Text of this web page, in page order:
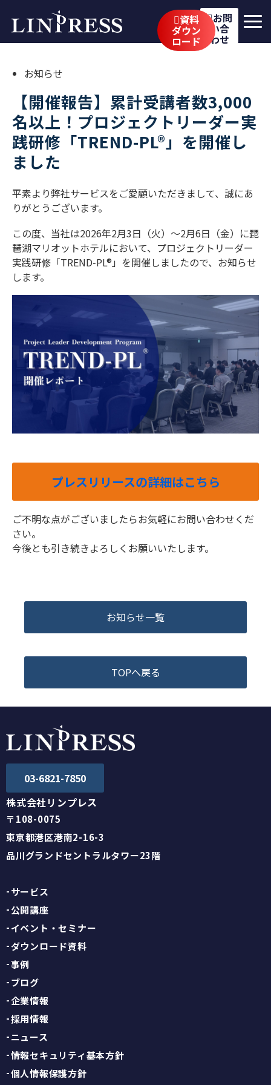
資料
ダウン
ロード
お問
い合
わせ
公開講座
イベント・セミナー
ブログ
採用情報
お知らせ
【開催報告】累計受講者数3,000
名以上！プロジェクトリーダー実
践研修「TREND-PL®」を開催し
ました
平素より弊社サービスをご愛顧いただきまして、誠にあ
りがとうございます。
この度、当社は2026年2月3日（火）～2月6日（金）に琵
琶湖マリオットホテルにおいて、プロジェクトリーダー
実践研修「TREND‑PL®」を開催しましたので、お知らせ
します。
プレスリリースの詳細はこちら
ご不明な点がございましたらお気軽にお問い合わせくだ
さい。
今後とも引き続きよろしくお願いいたします。
お知らせ一覧
TOPへ戻る
03-6821-7850
株式会社リンプレス
〒108-0075
東京都港区港南2-16-3
品川グランドセントラルタワー23階
サービス
公開講座
イベント・セミナー
ダウンロード資料
事例
ブログ
企業情報
採用情報
ニュース
情報セキュリティ基本方針
個人情報保護方針